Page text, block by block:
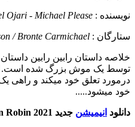
نويسنده : Ojari - Michael Please
ستارگان : / Bronte Carmichael
خلاصه داستان رابین رابین
توسط یک موش بزرگ شده است.
درمورد تعلق خود میکند و راهی
خود میشود.....
دانلود انیمیشن جدید Robin Robin 2021 رابین رابین